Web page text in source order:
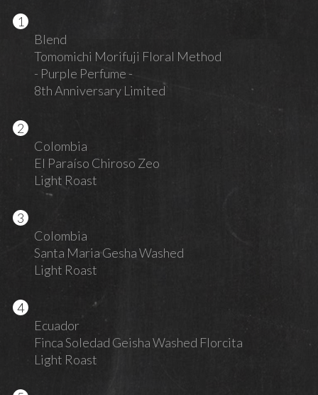
Blend
Tomomichi Morifuji Floral Method
- Purple Perfume -
8th Anniversary Limited
Colombia
El Paraíso Chiroso Zeo
Light Roast
Colombia
Santa Maria Gesha Washed
Light Roast
Ecuador
Finca Soledad Geisha Washed Florcita
Light Roast